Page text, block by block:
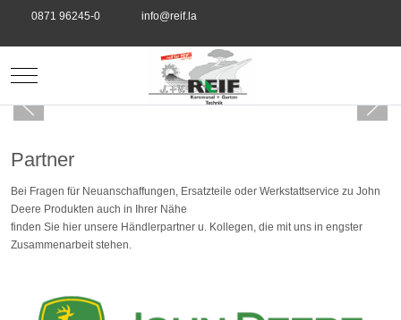
0871 96245-0 info@reif.la
Mobile Menu Toggle
Partner
Bei Fragen für Neuanschaffungen, Ersatzteile oder Werkstattservice zu John
Deere Produkten auch in Ihrer Nähe
finden Sie hier unsere Händlerpartner u. Kollegen, die mit uns in engster
Zusammenarbeit stehen.